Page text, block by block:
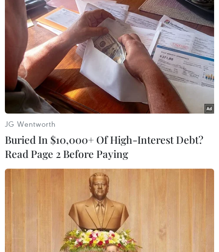
#lạm phát #ôtô điện #Stellantis #áp thuế
Theo dõi VietnamPlus
TIN LIÊN QUAN
JG Wentworth
Buried In $10,000+ Of High-Interest Debt?
Read Page 2 Before Paying